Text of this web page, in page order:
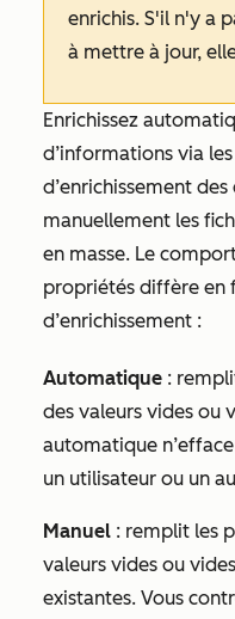
enrichis. S'il n'y a
à mettre à jour,
Enrichissez
d’informations via
d’enrichissement
manuellement les
en masse. Le
propriétés diffère en
d’enrichissement :
Automatique :
des valeurs vides ou
automatique
un utilisateur ou un
Manuel : remplit les
valeurs vides ou
existantes. Vous